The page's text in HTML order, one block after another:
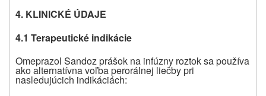
4. KLINICKÉ ÚDAJE
4.1 Terapeutické indikácie
Omeprazol Sandoz prášok na infúzny roztok sa používa
ako alternatívna voľba perorálnej liečby pri
nasledujúcich indikáciách: